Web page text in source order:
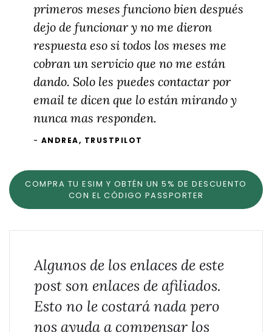
primeros meses funciono bien después
dejo de funcionar y no me dieron
respuesta eso si todos los meses me
cobran un servicio que no me están
dando. Solo les puedes contactar por
email te dicen que lo están mirando y
nunca mas responden.
ANDREA, TRUSTPILOT
COMPRA TU ESIM Y OBTÉN UN 5% DE DESCUENTO
CON EL CÓDIGO PASSPORTER
Algunos de los enlaces de este
post son enlaces de afiliados.
Esto no le costará nada pero
nos ayuda a compensar los